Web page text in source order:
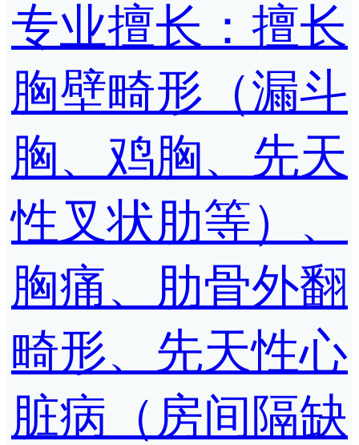
专业擅长：擅长
胸壁畸形（漏斗
胸、鸡胸、先天
性叉状肋等）、
胸痛、肋骨外翻
畸形、先天性心
脏病（房间隔缺